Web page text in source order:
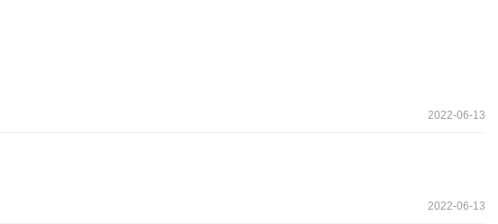
2022-06-13
2022-06-13